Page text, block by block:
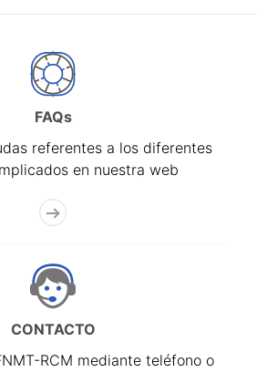
FAQs
referentes a los diferentes
en nuestra web
CONTACTO
RCM mediante teléfono o